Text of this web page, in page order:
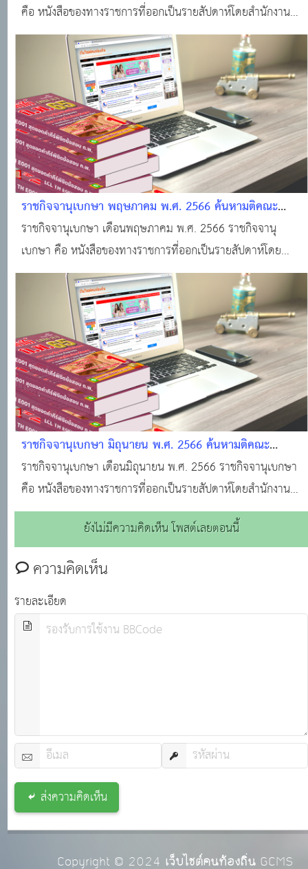
ศูนย์บริการข้อมูลมติคณะรัฐมนตรี
คือ หนังสือของทางราชการที่ออกเป็นรายสัปดาห์โดยสำนักงาน
ราชกิจจานุเบกษา สำนักงานเลขาธิการคณะรัฐมนตรี สำหรับลง
ประกาศเกี่ยวกับกฎหมาย กฎ ระเบียบ ข้อบังคับ ตลอดจน
ประกาศของกระทรวง ทบวง กรมต่างๆ
ราชกิจจานุเบกษา พฤษภาคม พ.ศ. 2566 ค้นหามติคณะ
รัฐมนตรี · ราชกิจจานุเบกษา · ระบบงานทะเบียนฐานันดร ·
ศูนย์บริการข้อมูลมติคณะรัฐมนตรี
ราชกิจจานุเบกษา เดือนพฤษภาคม พ.ศ. 2566 ราชกิจจานุ
เบกษา คือ หนังสือของทางราชการที่ออกเป็นรายสัปดาห์โดย
สำนักงานราชกิจจานุเบกษา สำนักงานเลขาธิการคณะรัฐมนตรี
สำหรับลงประกาศเกี่ยวกับกฎหมาย กฎ ระเบียบ ข้อบังคับ ตลอด
จนประกาศของกระทรวง ทบวง กรมต่างๆ
ราชกิจจานุเบกษา มิถุนายน พ.ศ. 2566 ค้นหามติคณะ
รัฐมนตรี · ราชกิจจานุเบกษา · ระบบงานทะเบียนฐานันดร ·
ศูนย์บริการข้อมูลมติคณะรัฐมนตรี
ราชกิจจานุเบกษา เดือนมิถุนายน พ.ศ. 2566 ราชกิจจานุเบกษา
คือ หนังสือของทางราชการที่ออกเป็นรายสัปดาห์โดยสำนักงาน
ราชกิจจานุเบกษา สำนักงานเลขาธิการคณะรัฐมนตรี สำหรับลง
ประกาศเกี่ยวกับกฎหมาย กฎ ระเบียบ ข้อบังคับ ตลอดจน
ประกาศของกระทรวง ทบวง กรมต่างๆ
ยังไม่มีความคิดเห็น โพสต์เลยตอนนี้
ความคิดเห็น
รายละเอียด
ส่งความคิดเห็น
Copyright © 2024 เว็บไซต์คนท้องถิ่นGCMS